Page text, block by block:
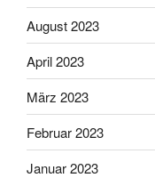
August 2023
April 2023
März 2023
Februar 2023
Januar 2023